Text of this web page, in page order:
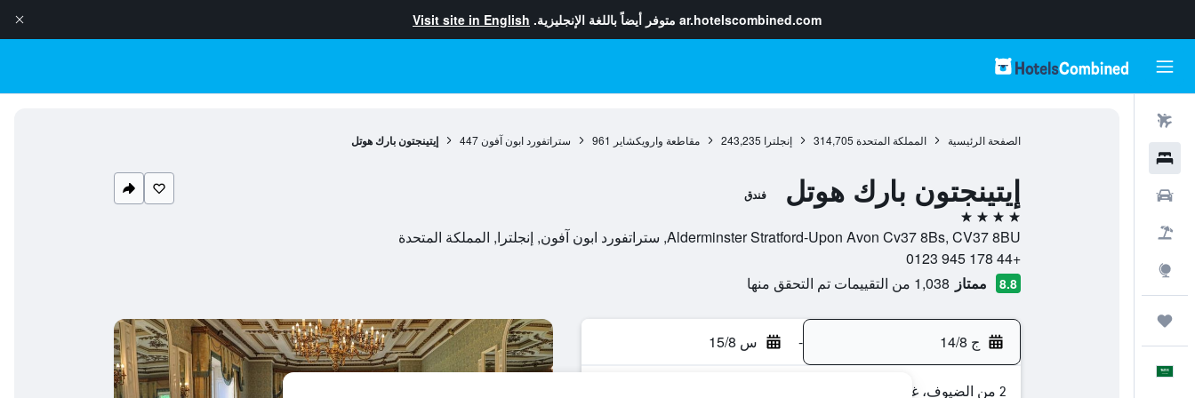
ar.hotelscombined.com متوفر أيضاً باللغة الإنجليزية. Visit site in English
الصفحة الرئيسية المملكة المتحدة 314,705 إنجلترا 243,235 مقاطعة وارويكشاير 961 ستراتفورد ابون آفون 447 إيتينجتون بارك هوتل
إيتينجتون بارك هوتل فندق
4 نجوم
Alderminster Stratford-Upon Avon Cv37 8Bs, CV37 8BU, ستراتفورد ابون آفون, إنجلترا, المملكة المتحدة
+44 178 945 0123
8.8 ممتاز 1,038 من التقييمات تم التحقق منها
ج 14/8 - س 15/8
2 من الضيوف، غرفة واحدة